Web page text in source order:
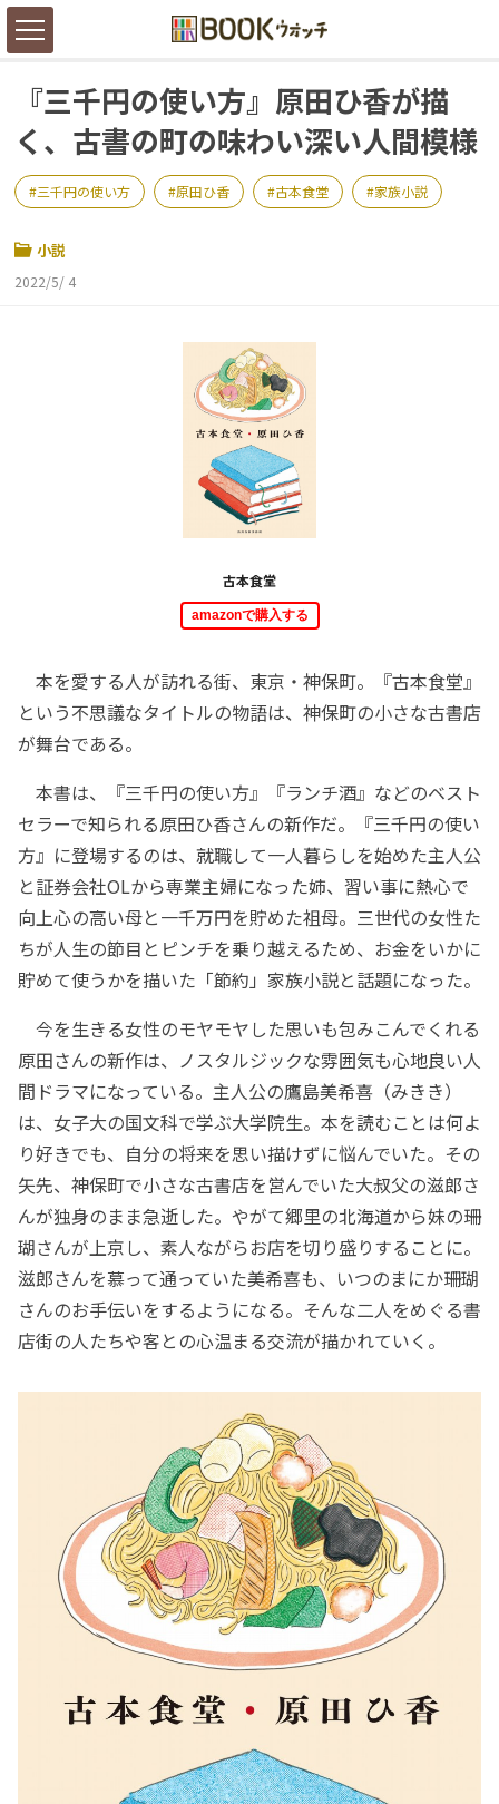
『三千円の使い方』原田ひ香が描
く、古書の町の味わい深い人間模様
三千円の使い方 原田ひ香 古本食堂 家族小説
小説
2022/5/ 4
古本食堂
amazonで購入する
本を愛する人が訪れる街、東京・神保町。『古本食堂』
という不思議なタイトルの物語は、神保町の小さな古書店
が舞台である。
本書は、『三千円の使い方』『ランチ酒』などのベスト
セラーで知られる原田ひ香さんの新作だ。『三千円の使い
方』に登場するのは、就職して一人暮らしを始めた主人公
と証券会社OLから専業主婦になった姉、習い事に熱心で
向上心の高い母と一千万円を貯めた祖母。三世代の女性た
ちが人生の節目とピンチを乗り越えるため、お金をいかに
貯めて使うかを描いた「節約」家族小説と話題になった。
今を生きる女性のモヤモヤした思いも包みこんでくれる
原田さんの新作は、ノスタルジックな雰囲気も心地良い人
間ドラマになっている。主人公の鷹島美希喜（みきき）
は、女子大の国文科で学ぶ大学院生。本を読むことは何よ
り好きでも、自分の将来を思い描けずに悩んでいた。その
矢先、神保町で小さな古書店を営んでいた大叔父の滋郎さ
んが独身のまま急逝した。やがて郷里の北海道から妹の珊
瑚さんが上京し、素人ながらお店を切り盛りすることに。
滋郎さんを慕って通っていた美希喜も、いつのまにか珊瑚
さんのお手伝いをするようになる。そんな二人をめぐる書
店街の人たちや客との心温まる交流が描かれていく。